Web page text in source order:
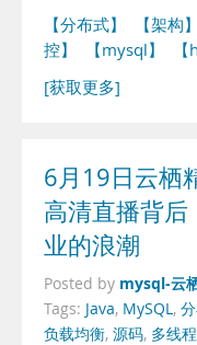
【分布式】 【架构】
控】
【mysql】
[获取更多]
6月19日云栖
高清直播背
业的浪潮
Posted by mysql-云
Tags: Java, MySQL,
负载均衡, 源码, 多线程